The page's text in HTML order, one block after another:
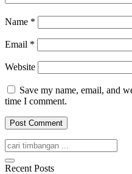
Name *
Email *
Website
Save my name, email, and
time I comment.
Recent Posts